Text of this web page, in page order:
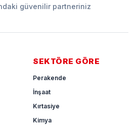
güvenilir partneriniz
SEKTÖRE GÖRE
Perakende
İnşaat
Kırtasiye
Kimya